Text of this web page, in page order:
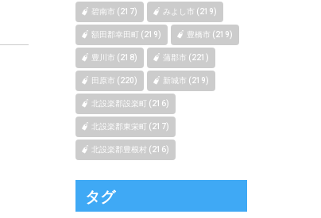
碧南市 (217) みよし市 (219)
額田郡幸田町 (219) 豊橋市 (219)
豊川市 (218) 蒲郡市 (221)
田原市 (220) 新城市 (219)
北設楽郡設楽町 (216)
北設楽郡東栄町 (217)
北設楽郡豊根村 (216)
タグ